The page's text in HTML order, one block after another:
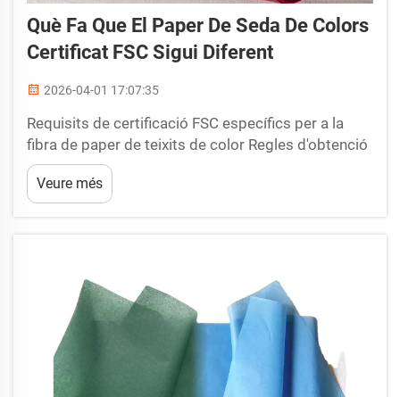
Què Fa Que El Paper De Seda De Colors
Certificat FSC Sigui Diferent
2026-04-01 17:07:35
Requisits de certificació FSC específics per a la
fibra de paper de teixits de color Regles d'obtenció
i processament de fibra per a una producció
segura de color i amigable amb els boscos El
procés de certificació FSC estableix requisits
Veure més